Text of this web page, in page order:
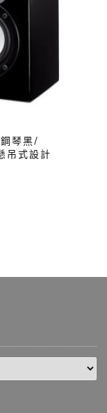
琴黑/
吊式設計